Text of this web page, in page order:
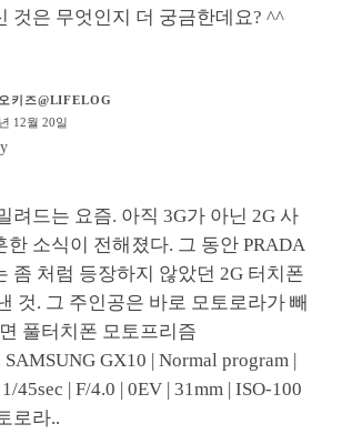
것은 무엇인지 더 궁금한데요? ^^
키즈@LIFELOG
12월 20일
려드는 요즘. 아직 3G가 아닌 2G 사
한 소식이 전해졌다. 그 동안 PRADA
좀 처럼 등장하지 않았던 2G 터치폰
것. 그 주인공은 바로 모토로라가 빼
풀터치폰 모토프리즘
GX10 | Normal program |
45sec | F/4.0 | 0EV | 31mm | ISO-100
로라..